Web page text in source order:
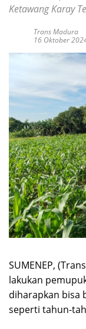
Ketawang Karay
Trans Madura
16 Oktober
SUMENEP,
lakukan
diharapkan bisa
seperti tahun-